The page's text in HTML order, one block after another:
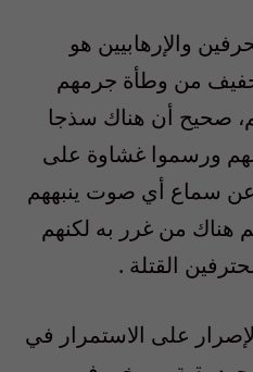
والإرهابيين هو
من وطأة جرمهم
صحيح أن هناك سذجا
ورسموا غشاوة على
عن سماع أي صوت ينبههم
هناك من غرر به لكنهم
القتلة .
على الاستمرار في